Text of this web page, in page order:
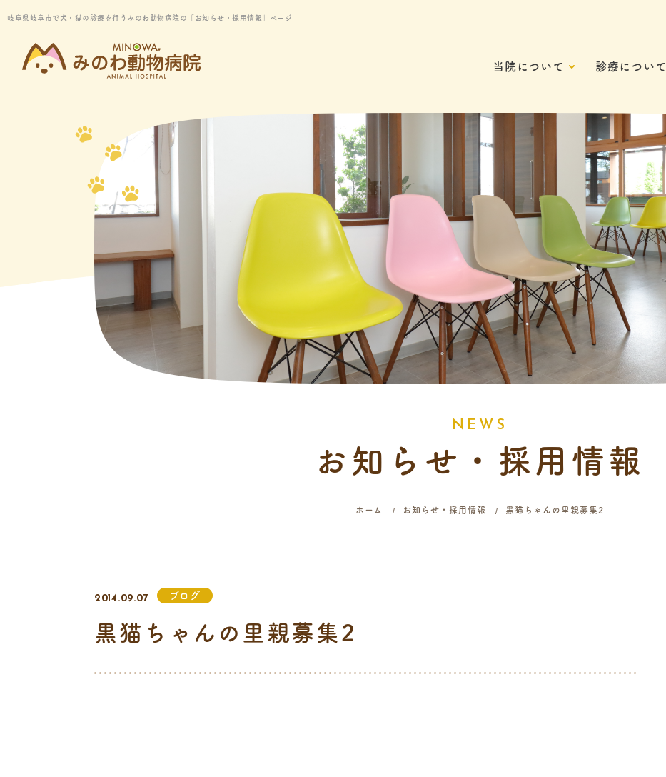
岐阜県岐阜市で犬・猫の診療を行うみのわ動物病院の「お知らせ・採用情報」ページ
当院について 診療について
N E W S
お知らせ・採用情報
ホーム お知らせ・採用情報 黒猫ちゃんの里親募集2
2014.09.07 ブログ
黒猫ちゃんの里親募集2